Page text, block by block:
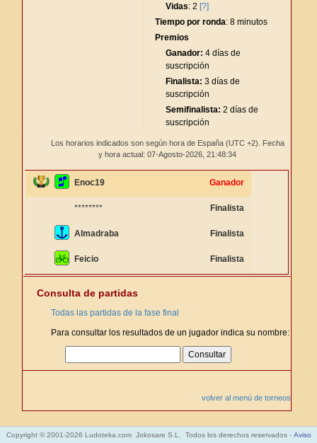
Vidas: 2 [?]
Tiempo por ronda: 8 minutos
Premios
Ganador: 4 días de
suscripción
Finalista: 3 días de
suscripción
Semifinalista: 2 días de
suscripción
Los horarios indicados son según hora de España (UTC +2). Fecha
y hora actual: 07-Agosto-2026, 21:48:34
Enoc19 Ganador
******** Finalista
Almadraba Finalista
Feicio Finalista
Consulta de partidas
Todas las partidas de la fase final
Para consultar los resultados de un jugador indica su nombre:
volver al menú de torneos
Copyright © 2001-2026 Ludoteka.com Jokosare S.L. Todos los derechos reservados - Aviso